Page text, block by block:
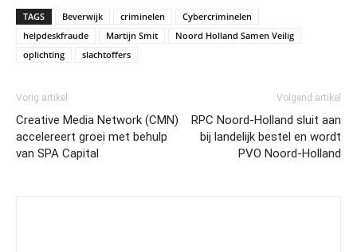
TAGS Beverwijk criminelen
Cybercriminelen
helpdeskfraude
Martijn Smit
Noord Holland Samen Veilig
oplichting
slachtoffers
Vorig artikel
Creative Media Network (CMN)
accelereert groei met behulp
van SPA Capital
Volgend artikel
RPC Noord-Holland sluit aan
bij landelijk bestel en wordt
PVO Noord-Holland